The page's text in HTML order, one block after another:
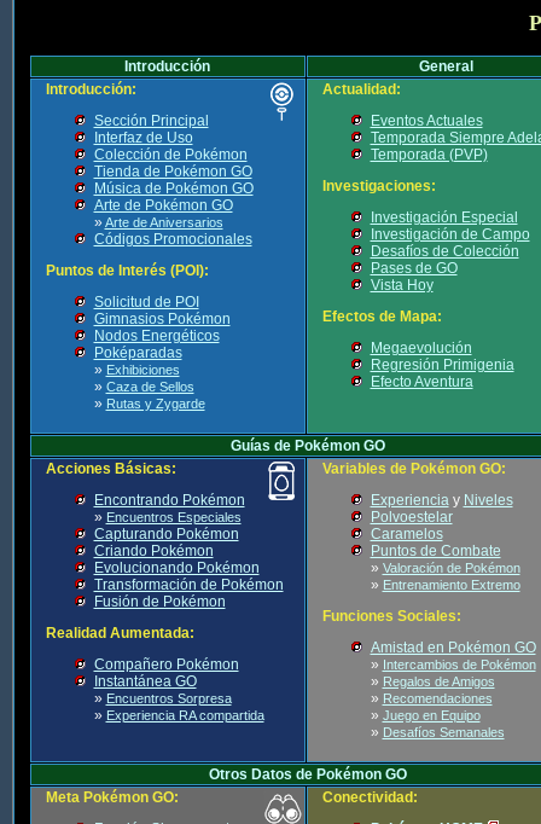
Introducción
General
Introducción:
Sección Principal
Interfaz de Uso
Colección de Pokémon
Tienda de Pokémon GO
Música de Pokémon GO
Arte de Pokémon GO
» Arte de Aniversarios
Códigos Promocionales
Puntos de Interés (POI):
Solicitud de POI
Gimnasios Pokémon
Nodos Energéticos
Poképaradas
» Exhibiciones
» Caza de Sellos
» Rutas y Zygarde
Actualidad:
Eventos Actuales
Temporada Siempre
Temporada (PVP)
Investigaciones:
Investigación Especial
Investigación de Campo
Desafíos de Colección
Pases de GO
Vista Hoy
Efectos de Mapa:
Megaevolución
Regresión Primigenia
Efecto Aventura
Guías de Pokémon GO
Acciones Básicas:
Encontrando Pokémon
» Encuentros Especiales
Capturando Pokémon
Criando Pokémon
Evolucionando Pokémon
Transformación de Pokémon
Fusión de Pokémon
Realidad Aumentada:
Compañero Pokémon
Instantánea GO
» Encuentros Sorpresa
» Experiencia RA compartida
Variables de Pokémon GO:
Experienciay Niveles
Polvoestelar
Caramelos
Puntos de Combate
» Valoración de Pokémon
» Entrenamiento Extremo
Funciones Sociales:
Amistad en Pokémon GO
» Intercambios de Pokémon
» Regalos de Amigos
» Recomendaciones
» Juego en Equipo
» Desafíos Semanales
Otros Datos de Pokémon GO
Meta Pokémon GO:
Conectividad: